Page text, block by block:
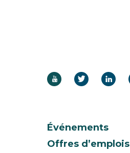
Événements
Offres d’emplois